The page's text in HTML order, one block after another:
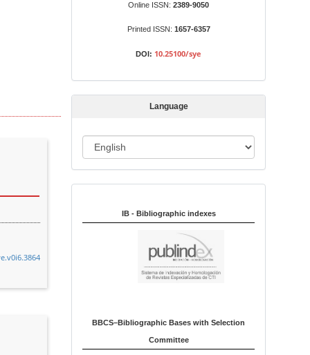
i
o
Online ISSN:2389-9050
Printed ISSN: 1657-6357
DOI: 10.25100/sye
Language
a
u
g
IB - Bibliographic indexes
BBCS–Bibliographic Bases with Selection
Committee